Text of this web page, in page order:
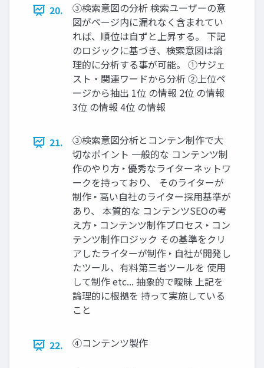
20.
③検索意図の分析 検索ユーザーの意
図がページ内に漏れなく含まれてい
れば、順位は自ずと上昇する。 下記
のロジックに基づき、検索意図は論
理的に分析する事が可能。 ①サジェ
スト・関連ワードから分析 ②上位ペ
ージから抽出 1位 の情報 2位 の情報
3位 の情報 4位 の情報
21.
③検索意図分析とコンテン制作で大
切なポイント 一般的な コンテンツ制
作のやり方 ‣ 優秀なライターネットワ
ークを持っており、 そのライターが
制作 ‣ 高い自社のライター採用基準が
あり、 本質的な コンテンツSEOの考
え方 ‣ コンテンツ制作プロセス ‣ コン
テンツ制作ロジック その基準をクリ
アしたライターが制作 ‣ 自社が開発し
たツール、有料第三者ツールを 使用
して制作 etc... 抽象的で曖昧 上記を
論理的に根拠を 持って実施している
こと
22. ④コンテンツ製作